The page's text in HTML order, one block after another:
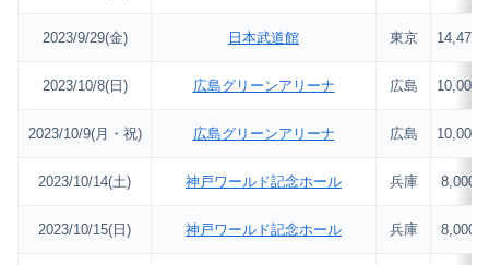
2023/9/29(金) 日本武道館 東京 14,471
2023/10/8(日) 広島グリーンアリーナ 広島 10,000
2023/10/9(月・祝) 広島グリーンアリーナ 広島 10,000
2023/10/14(土) 神戸ワールド記念ホール 兵庫 8,000
2023/10/15(日) 神戸ワールド記念ホール 兵庫 8,000